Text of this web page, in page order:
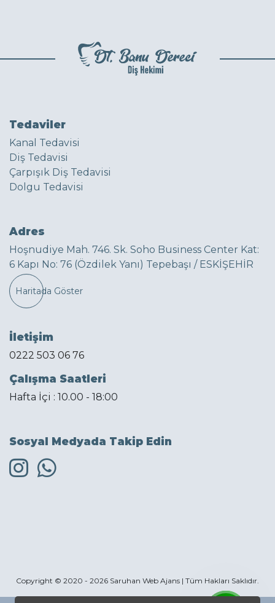
Tedaviler
Kanal Tedavisi
Diş Tedavisi
Çarpışık Diş Tedavisi
Dolgu Tedavisi
Adres
Hoşnudiye Mah. 746. Sk. Soho Business Center Kat:
6 Kapı No: 76 (Özdilek Yanı) Tepebaşı / ESKİŞEHİR
Haritada Göster
İletişim
0222 503 06 76
Çalışma Saatleri
Hafta İçi : 10.00 - 18:00
Sosyal Medyada Takip Edin
Copyright © 2020 - 2026 Saruhan Web Ajans | Tüm Hakları Saklıdır.